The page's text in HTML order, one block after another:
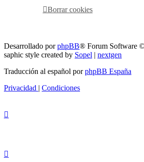
Borrar cookies
Desarrollado porphpBB® Forum Software
saphic style created by Sopel | nextgen
Traducción al español porphpBB España
Privacidad | Condiciones